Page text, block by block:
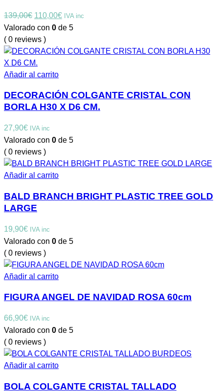
139,00€ El
precio
original
era:
139,00€.
110,00€El
precio
es:
IVA inc
Valorado con 0 de 5
( 0 reviews )
Añadir al carrito
DECORACIÓN COLGANTE CRISTAL CON
BORLA H30 X D6 CM.
27,90€ IVA inc
Valorado con 0 de 5
( 0 reviews )
Añadir al carrito
BALD BRANCH BRIGHT PLASTIC TREE GOLD
LARGE
19,90€ IVA inc
Valorado con 0 de 5
( 0 reviews )
Añadir al carrito
FIGURA ANGEL DE NAVIDAD ROSA 60cm
66,90€ IVA inc
Valorado con 0 de 5
( 0 reviews )
Añadir al carrito
BOLA COLGANTE CRISTAL TALLADO